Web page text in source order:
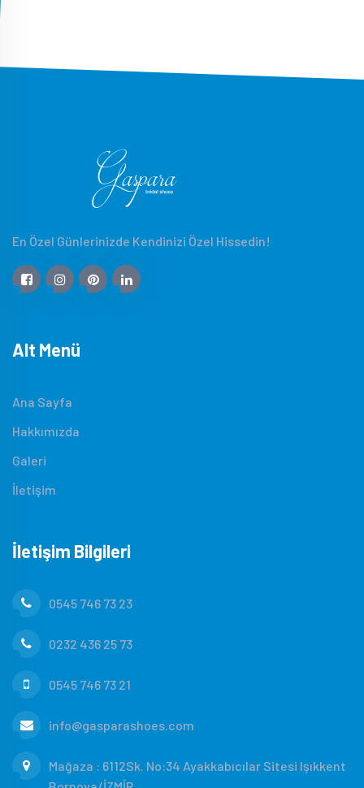
En Özel Günlerinizde Kendinizi Özel Hissedin!
Alt Menü
Ana Sayfa
Hakkımızda
Galeri
İletişim
İletişim Bilgileri
0545 746 73 23
0232 436 25 73
0545 746 73 21
info@gasparashoes.com
Mağaza : 6112Sk. No:34 Ayakkabıcılar Sitesi Işıkkent